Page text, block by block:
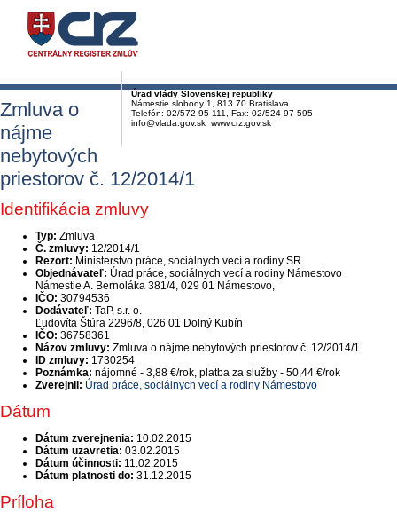
Úrad vlády Slovenskej republiky
Námestie slobody 1, 813 70 Bratislava
Telefón: 02/572 95 111, Fax: 02/524 97 595
info@vlada.gov.sk www.crz.gov.sk
Zmluva o
nájme
nebytových
priestorov č. 12/2014/1
Identifikácia zmluvy
Typ: Zmluva
Č. zmluvy: 12/2014/1
Rezort: Ministerstvo práce, sociálnych vecí a rodiny SR
Objednávateľ: Úrad práce, sociálnych vecí a rodiny Námestovo
Námestie A. Bernoláka 381/4, 029 01 Námestovo,
IČO: 30794536
Dodávateľ: TaP, s.r. o.
Ľudovíta Štúra 2296/8, 026 01 Dolný Kubín
IČO: 36758361
Názov zmluvy: Zmluva o nájme nebytových priestorov č. 12/2014/1
ID zmluvy: 1730254
Poznámka: nájomné - 3,88 €/rok, platba za služby - 50,44 €/rok
Zverejnil: Úrad práce, sociálnych vecí a rodiny Námestovo
Dátum
Dátum zverejnenia: 10.02.2015
Dátum uzavretia: 03.02.2015
Dátum účinnosti: 11.02.2015
Dátum platnosti do: 31.12.2015
Príloha